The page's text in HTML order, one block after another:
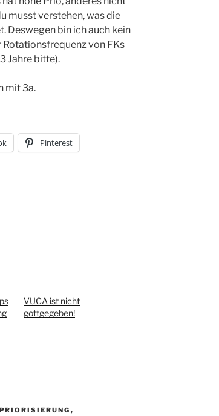
musst verstehen, was die
Deswegen bin ich auch kein
Rotationsfrequenz von FKs
Jahre bitte).
mit 3a.
Pinterest
VUCA ist nicht
gottgegeben!
PRIORISIERUNG ,